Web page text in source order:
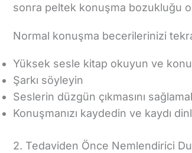
sonra peltek konuşma bozukluğu
Normal konuşma becerilerinizi
Yüksek sesle kitap okuyun ve
Şarkı söyleyin
Seslerin düzgün çıkmasını
Konuşmanızı kaydedin ve kaydı
2. Tedaviden Önce Nemlendirici